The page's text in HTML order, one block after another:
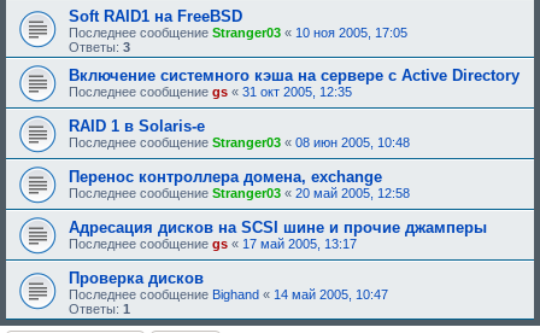
о
о
б
е
и
я
:
Soft RAID1 на FreeBSD
Последнее сообщение Stranger03 « 10 ноя 2005, 17:05
Ответы: 3
Включение системного кэша на сервере с Active Directory
Последнее сообщение gs « 31 окт 2005, 12:35
RAID 1 в Solaris-е
Последнее сообщение Stranger03 « 08 июн 2005, 10:48
Перенос контроллера домена, exchange
Последнее сообщение Stranger03 « 20 май 2005, 12:58
Адресация дисков на SCSI шине и прочие джамперы
Последнее сообщение gs « 17 май 2005, 13:17
Проверка дисков
Последнее сообщение Bighand « 14 май 2005, 10:47
Ответы: 1